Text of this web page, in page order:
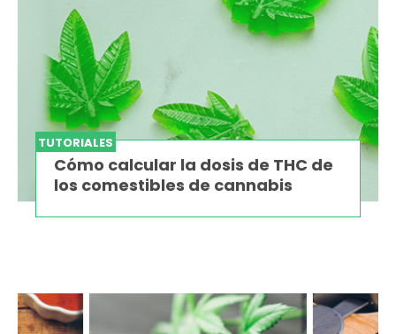
TUTORIALES
Cómo calcular la dosis de THC de
los comestibles de cannabis